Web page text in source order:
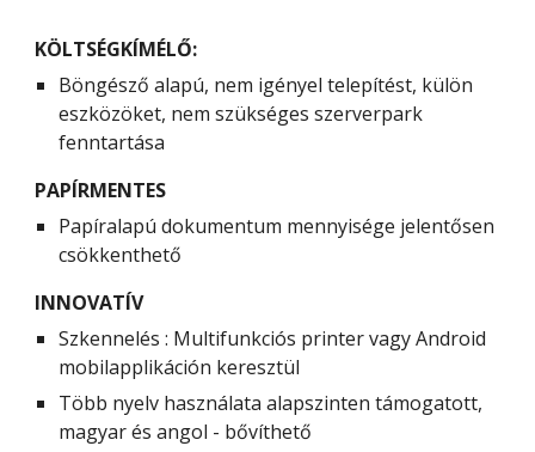
KÖLTSÉGKÍMÉLŐ:
Böngésző alapú, nem igényel telepítést, külön
eszközöket, nem szükséges szerverpark
fenntartása
PAPÍRMENTES
Papíralapú dokumentum mennyisége jelentősen
csökkenthető
INNOVATÍV
Szkennelés : Multifunkciós printer vagy Android
mobilapplikáción keresztül
Több nyelv használata alapszinten támogatott,
magyar és angol - bővíthető